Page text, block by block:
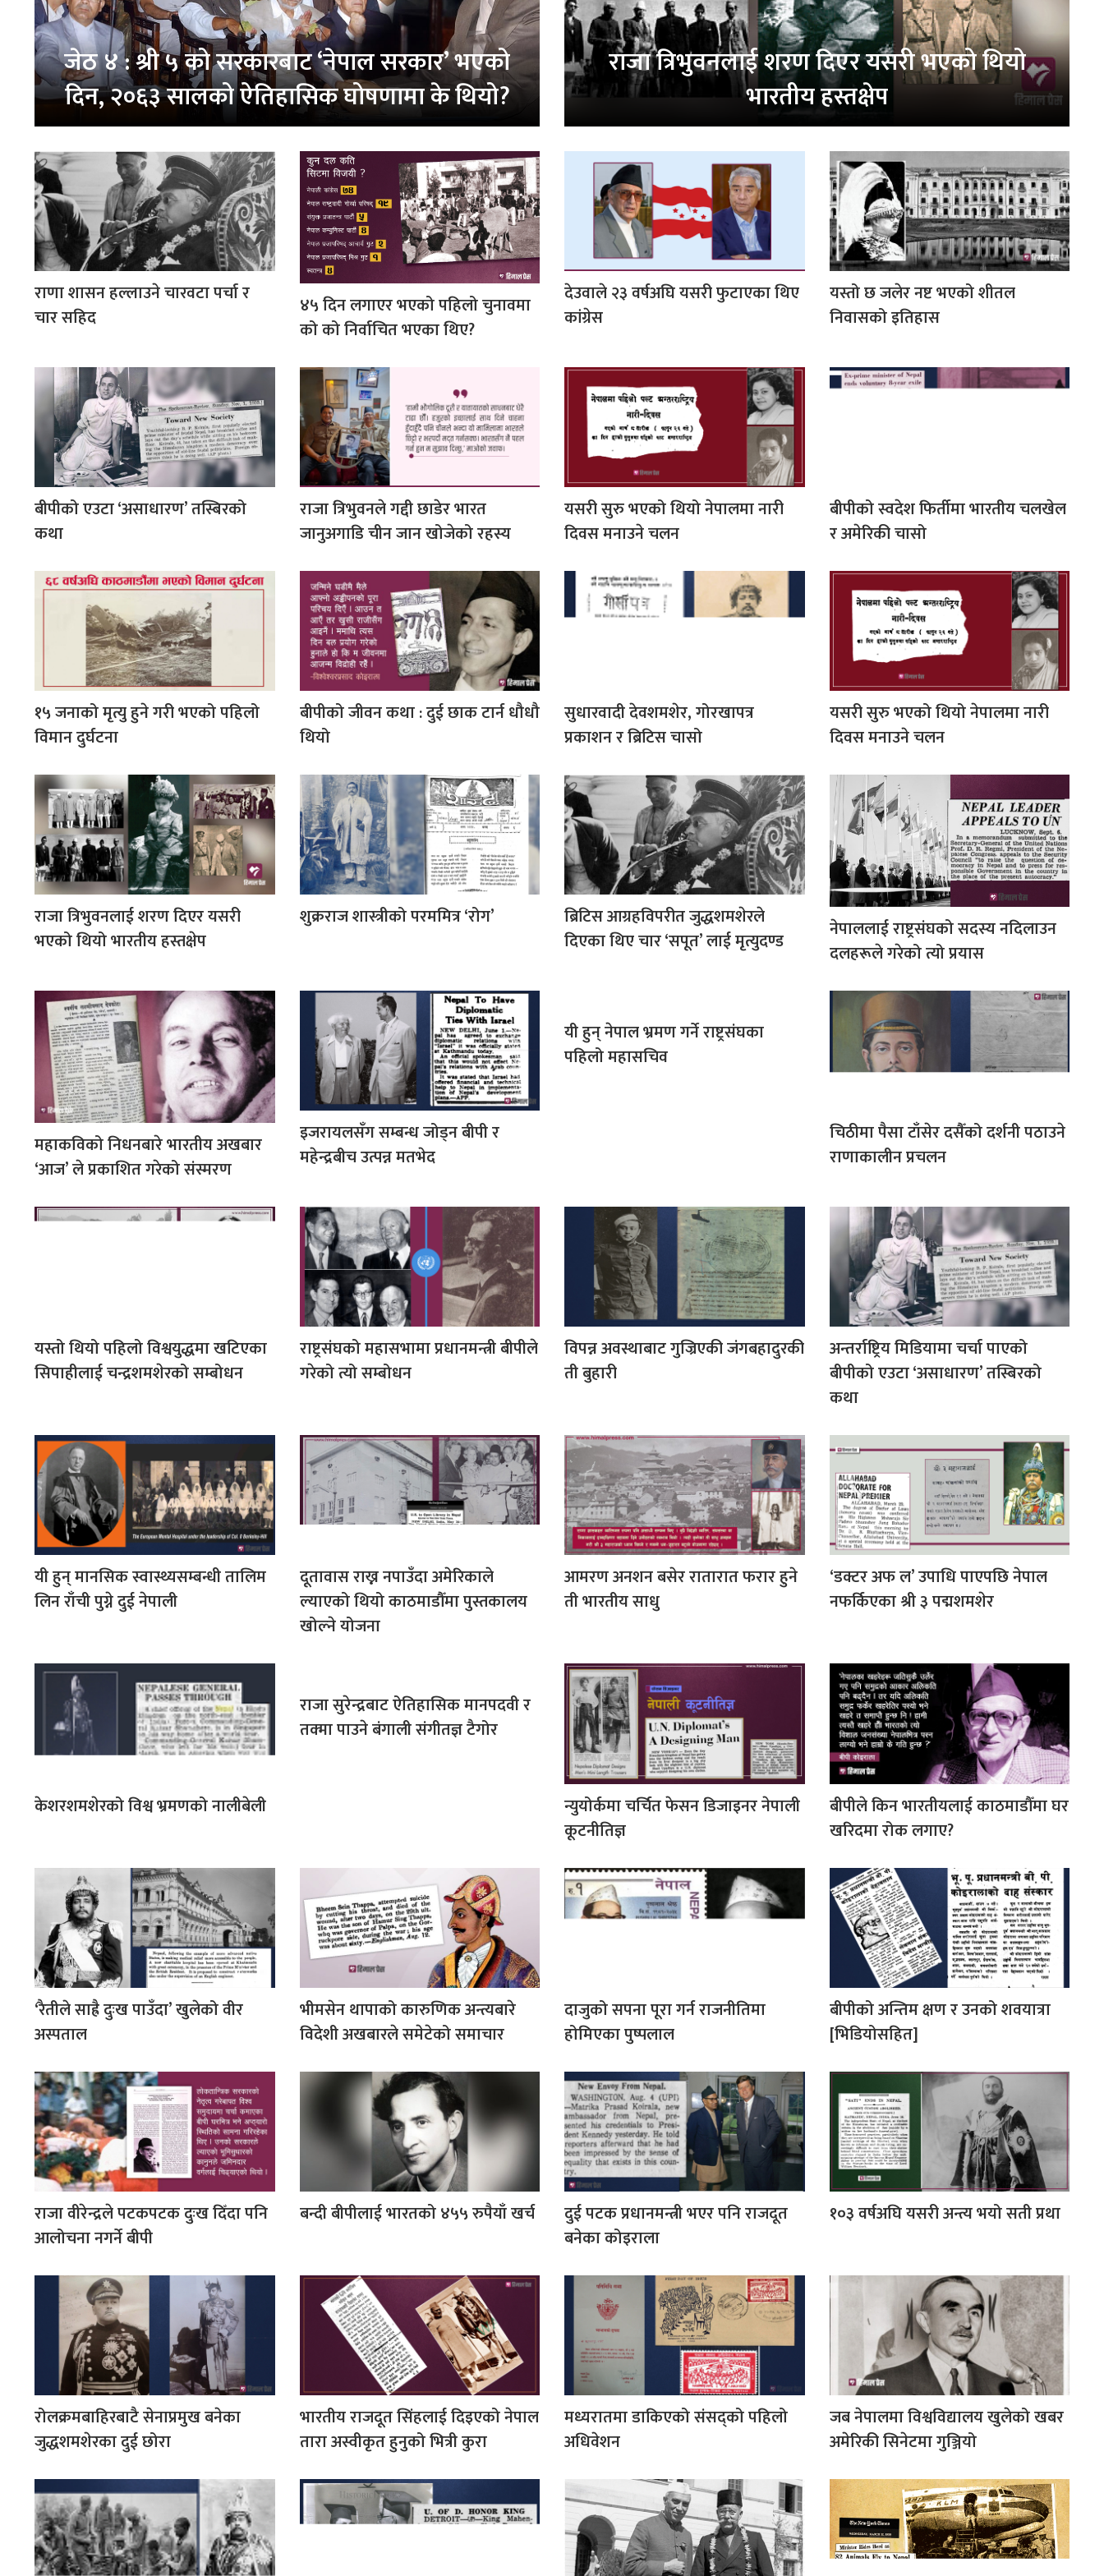
जेठ ४ : श्री ५ को सरकारबाट ‘नेपाल सरकार’ भएको
दिन, २०६३ सालको ऐतिहासिक घोषणामा के थियो?
राजा त्रिभुवनलाई शरण दिएर यसरी भएको थियो
भारतीय हस्तक्षेप
राणा शासन हल्लाउने चारवटा पर्चा र
चार सहिद
४५ दिन लगाएर भएको पहिलो चुनावमा
को को निर्वाचित भएका थिए?
देउवाले २३ वर्षअघि यसरी फुटाएका थिए
कांग्रेस
यस्तो छ जलेर नष्ट भएको शीतल
निवासको इतिहास
बीपीको एउटा ‘असाधारण’ तस्बिरको
कथा
राजा त्रिभुवनले गद्दी छाडेर भारत
जानुअगाडि चीन जान खोजेको रहस्य
यसरी सुरु भएको थियो नेपालमा नारी
दिवस मनाउने चलन
बीपीको स्वदेश फिर्तीमा भारतीय चलखेल
र अमेरिकी चासो
१५ जनाको मृत्यु हुने गरी भएको पहिलो
विमान दुर्घटना
बीपीको जीवन कथा : दुई छाक टार्न धौधौ
थियो
सुधारवादी देवशमशेर, गोरखापत्र
प्रकाशन र ब्रिटिस चासो
यसरी सुरु भएको थियो नेपालमा नारी
दिवस मनाउने चलन
राजा त्रिभुवनलाई शरण दिएर यसरी
भएको थियो भारतीय हस्तक्षेप
शुक्रराज शास्त्रीको परममित्र ‘रोग’
ब्रिटिस आग्रहविपरीत जुद्धशमशेरले
दिएका थिए चार ‘सपूत’ लाई मृत्युदण्ड
नेपाललाई राष्ट्रसंघको सदस्य नदिलाउन
दलहरूले गरेको त्यो प्रयास
महाकविको निधनबारे भारतीय अखबार
‘आज’ ले प्रकाशित गरेको संस्मरण
इजरायलसँग सम्बन्ध जोड्न बीपी र
महेन्द्रबीच उत्पन्न मतभेद
यी हुन् नेपाल भ्रमण गर्ने राष्ट्रसंघका
पहिलो महासचिव
चिठीमा पैसा टाँसेर दसैँको दर्शनी पठाउने
राणाकालीन प्रचलन
यस्तो थियो पहिलो विश्वयुद्धमा खटिएका
सिपाहीलाई चन्द्रशमशेरको सम्बोधन
राष्ट्रसंघको महासभामा प्रधानमन्त्री बीपीले
गरेको त्यो सम्बोधन
विपन्न अवस्थाबाट गुज्रिएकी जंगबहादुरकी
ती बुहारी
अन्तर्राष्ट्रिय मिडियामा चर्चा पाएको
बीपीको एउटा ‘असाधारण’ तस्बिरको
कथा
यी हुन् मानसिक स्वास्थ्यसम्बन्धी तालिम
लिन राँची पुग्ने दुई नेपाली
दूतावास राख्न नपाउँदा अमेरिकाले
ल्याएको थियो काठमाडौँमा पुस्तकालय
खोल्ने योजना
आमरण अनशन बसेर रातारात फरार हुने
ती भारतीय साधु
‘डक्टर अफ ल’ उपाधि पाएपछि नेपाल
नफर्किएका श्री ३ पद्मशमशेर
केशरशमशेरको विश्व भ्रमणको नालीबेली
राजा सुरेन्द्रबाट ऐतिहासिक मानपदवी र
तक्मा पाउने बंगाली संगीतज्ञ टैगोर
न्युयोर्कमा चर्चित फेसन डिजाइनर नेपाली
कूटनीतिज्ञ
बीपीले किन भारतीयलाई काठमाडौँमा घर
खरिदमा रोक लगाए?
‘रैतीले साह्रै दुःख पाउँदा’ खुलेको वीर
अस्पताल
भीमसेन थापाको कारुणिक अन्त्यबारे
विदेशी अखबारले समेटेको समाचार
दाजुको सपना पूरा गर्न राजनीतिमा
होमिएका पुष्पलाल
बीपीको अन्तिम क्षण र उनको शवयात्रा
[भिडियोसहित]
राजा वीरेन्द्रले पटकपटक दुःख दिँदा पनि
आलोचना नगर्ने बीपी
बन्दी बीपीलाई भारतको ४५५ रुपैयाँ खर्च
दुई पटक प्रधानमन्त्री भएर पनि राजदूत
बनेका कोइराला
१०३ वर्षअघि यसरी अन्त्य भयो सती प्रथा
रोलक्रमबाहिरबाटै सेनाप्रमुख बनेका
जुद्धशमशेरका दुई छोरा
भारतीय राजदूत सिंहलाई दिइएको नेपाल
तारा अस्वीकृत हुनुको भित्री कुरा
मध्यरातमा डाकिएको संसद्को पहिलो
अधिवेशन
जब नेपालमा विश्वविद्यालय खुलेको खबर
अमेरिकी सिनेटमा गुञ्जियो